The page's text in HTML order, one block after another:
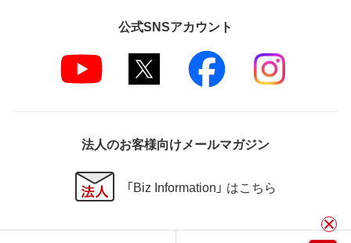
公式SNSアカウント
法人のお客様向けメールマガジン
「Biz Information」 はこちら